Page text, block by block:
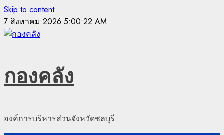
Skip to content
7 สิงหาคม 2026 5:00:22 AM
กองคลัง
องค์การบริหารส่วนจังหวัดชลบุรี